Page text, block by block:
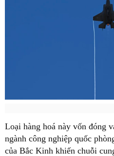
Loại hàng hoá này vốn đóng
ngành công nghiệp quốc
của Bắc Kinh khiến chuỗi